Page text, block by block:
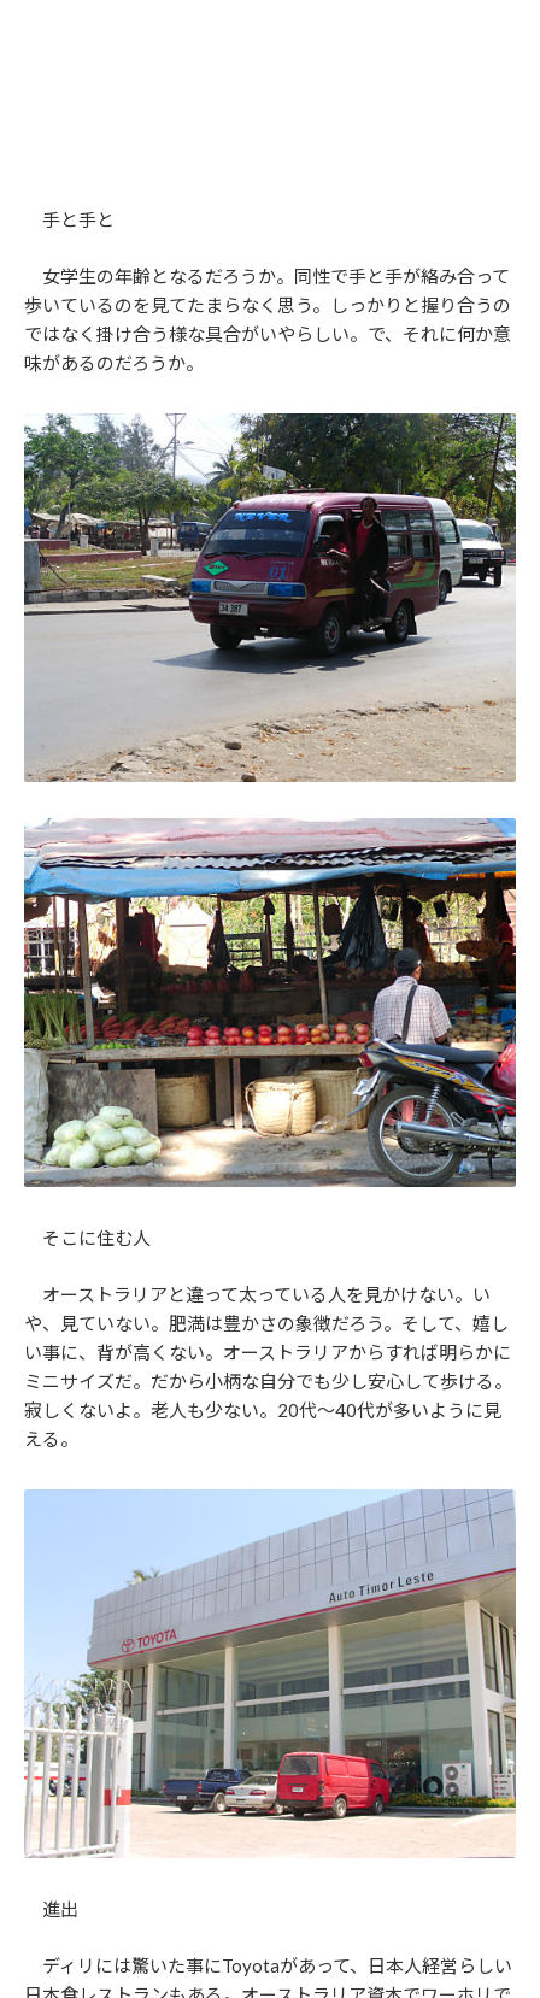
手と手と
女学生の年齢となるだろうか。同性で手と手が絡み合って
歩いているのを見てたまらなく思う。しっかりと握り合うの
ではなく掛け合う様な具合がいやらしい。で、それに何か意
味があるのだろうか。
そこに住む人
オーストラリアと違って太っている人を見かけない。い
や、見ていない。肥満は豊かさの象徴だろう。そして、嬉し
い事に、背が高くない。オーストラリアからすれば明らかに
ミニサイズだ。だから小柄な自分でも少し安心して歩ける。
寂しくないよ。老人も少ない。20代～40代が多いように見
える。
進出
ディリには驚いた事にToyotaがあって、日本人経営らしい